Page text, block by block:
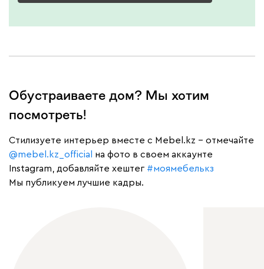
Обустраиваете дом? Мы хотим
посмотреть!
Cтилизуете интерьер вместе с Mebel.kz – отмечайте
@mebel.kz_official
на фото в своем аккаунте
Instagram, добавляйте хештег #моямебелькз
Мы публикуем лучшие кадры.